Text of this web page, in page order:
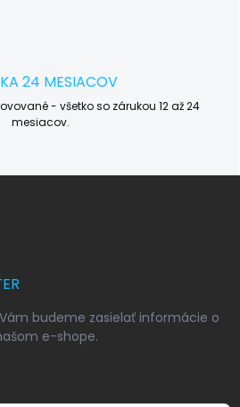
24 MESIACOV
- všetko so zárukou 12 až 24
mesiacov.
budeme zasielať informácie o
e-shope.